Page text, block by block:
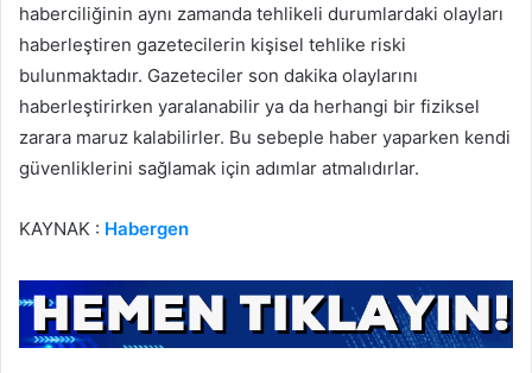
haberciliğinin aynı zamanda tehlikeli durumlardaki olayları
haberleştiren gazetecilerin kişisel tehlike riski
bulunmaktadır. Gazeteciler son dakika olaylarını
haberleştirirken yaralanabilir ya da herhangi bir fiziksel
zarara maruz kalabilirler. Bu sebeple haber yaparken kendi
güvenliklerini sağlamak için adımlar atmalıdırlar.
KAYNAK : Habergen